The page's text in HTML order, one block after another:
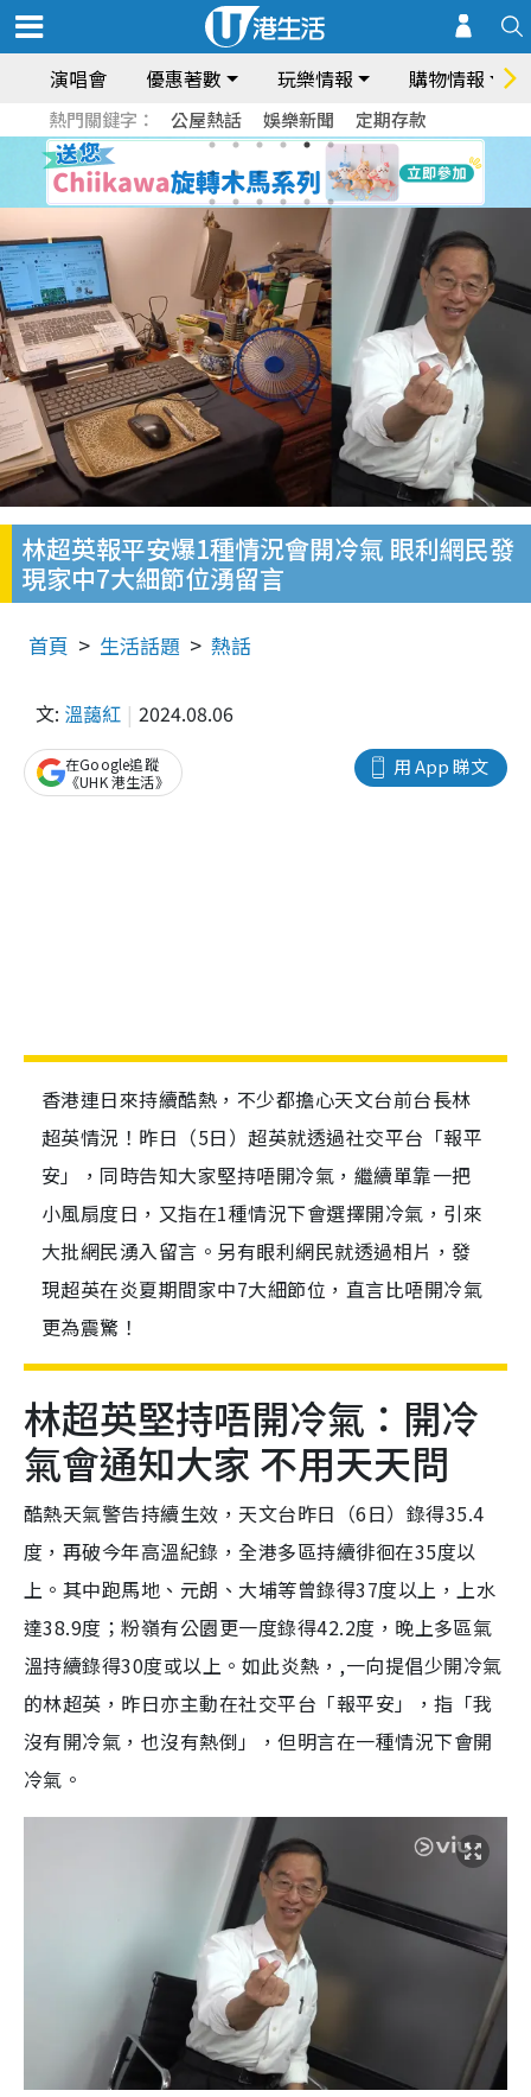
演唱會 優惠著數 玩樂情報 購物情報
熱門關鍵字： 公屋熱話 娛樂新聞 定期存款
林超英報平安爆1種情況會開冷氣 眼利網民發
現家中7大細節位湧留言
首頁 生活話題 熱話
文: 溫藹紅 2024.08.06
用 App 睇文
在Google追蹤
《UHK 港生活》
香港連日來持續酷熱，不少都擔心天文台前台長林
超英情況！昨日（5日）超英就透過社交平台「報平
安」，同時告知大家堅持唔開冷氣，繼續單靠一把
小風扇度日，又指在1種情況下會選擇開冷氣，引來
大批網民湧入留言。另有眼利網民就透過相片，發
現超英在炎夏期間家中7大細節位，直言比唔開冷氣
更為震驚！
林超英堅持唔開冷氣：開冷
氣會通知大家 不用天天問
酷熱天氣警告持續生效，天文台昨日（6日）錄得35.4
度，再破今年高溫紀錄，全港多區持續徘徊在35度以
上。其中跑馬地、元朗、大埔等曾錄得37度以上，上水
達38.9度；粉嶺有公園更一度錄得42.2度，晚上多區氣
溫持續錄得30度或以上。如此炎熱，,一向提倡少開冷氣
的林超英，昨日亦主動在社交平台「報平安」，指「我
沒有開冷氣，也沒有熱倒」，但明言在一種情況下會開
冷氣。